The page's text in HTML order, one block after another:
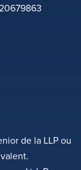
de la LLP ou